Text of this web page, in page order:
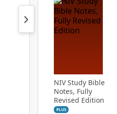
NIV Study Bible
Notes, Fully
Revised Edition
PLUS